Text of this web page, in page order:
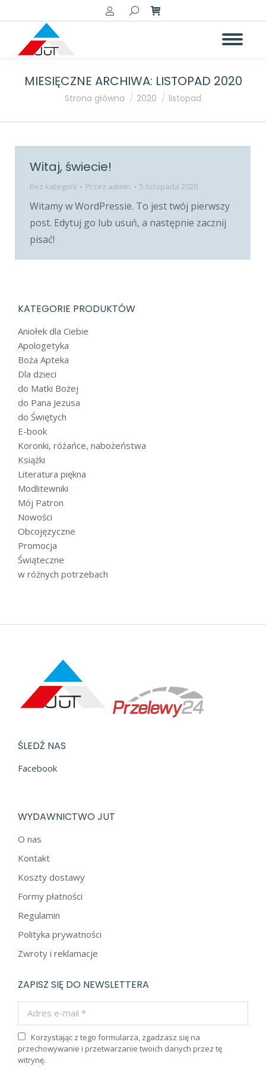
Szukaj:
MIESIĘCZNE ARCHIWA: LISTOPAD 2020
Jesteś tutaj:
Strona główna 2020 listopad
Witaj, świecie!
Bez kategorii Przez admin 5 listopada 2020
Witamy w WordPressie. To jest twój pierwszy
post. Edytuj go lub usuń, a następnie zacznij
pisać!
KATEGORIE PRODUKTÓW
Aniołek dla Ciebie
Apologetyka
Boża Apteka
Dla dzieci
do Matki Bożej
do Pana Jezusa
do Świętych
E-book
Koronki, różańce, nabożeństwa
Książki
Literatura piękna
Modlitewniki
Mój Patron
Nowości
Obcojęzyczne
Promocja
Świąteczne
w różnych potrzebach
ŚLEDŹ NAS
Facebook
WYDAWNICTWO JUT
O nas
Kontakt
Koszty dostawy
Formy płatności
Regulamin
Polityka prywatności
Zwroty i reklamacje
ZAPISZ SIĘ DO NEWSLETTERA
Korzystając z tego formularza, zgadzasz się na
przechowywanie i przetwarzanie twoich danych przez tę
witrynę.